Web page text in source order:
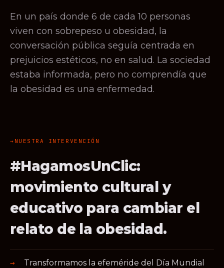
En un país donde 6 de cada 10 personas
viven con sobrepeso u obesidad, la
conversación pública seguía centrada en
prejuicios estéticos, no en salud. La sociedad
estaba informada, pero no comprendía que
la obesidad es una enfermedad.
NUESTRA INTERVENCIÓN
#HagamosUnClic:
movimiento cultural y
educativo para cambiar el
relato de la obesidad.
Transformamos la efeméride del Día Mundial